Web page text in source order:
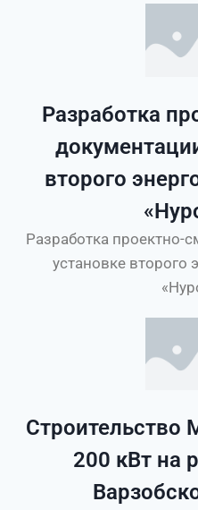
Разработка
второго
Разработка проектно-
установке второго
200 кВт на